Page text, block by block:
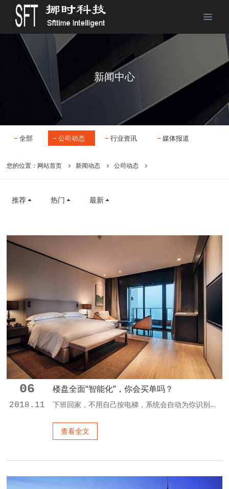
新闻中心
全部 公司动态 行业资讯 媒体报道
您的位置： 网站首页 新闻动态 公司动态
推荐 热门 最新
06
2018.11
楼盘全面“智能化”，你会买单吗？
下班回家，不用自己按电梯，系统会自动为你识别回家的楼层；夏日炎炎，远程遥控家中的空调，到家即可舒舒服服“叹凉风”；人在车库就能提前启动家中的烤炉，家中空气质量能随时监测，小区里萌萌的机器人保安在四处巡逻……近期，记者走访发现，广州不少新盘刮起了“智能风”，诸如此类在高科技大片中看到的场景，有望变为现实。 楼盘从智能家居向智慧小区跨越 “只要在手机里安装一个APP，...
查看全文